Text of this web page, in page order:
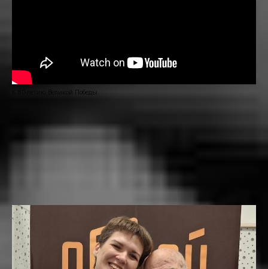
К 80-летию Великой Победы.